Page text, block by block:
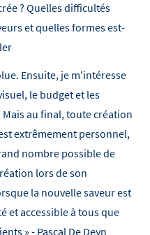
? Quelles difficultés
et quelles formes est-
Ensuite, je m'intéresse
le budget et les
au final, toute création
extrêmement personnel,
nombre possible de
lors de son
la nouvelle saveur est
et accessible à tous que
» - Pascal De Deyn